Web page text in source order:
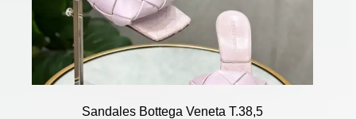
Sandales Bottega Veneta T.38,5